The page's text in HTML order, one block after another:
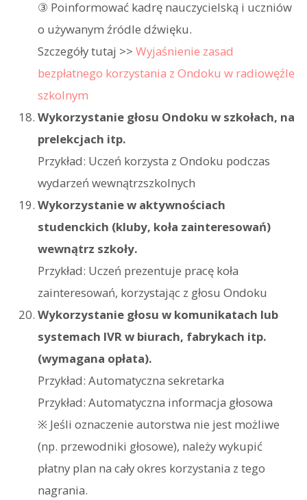
③ Poinformować kadrę nauczycielską i uczniów
o używanym źródle dźwięku.
Szczegóły tutaj >> Wyjaśnienie zasad
bezpłatnego korzystania z Ondoku w radiowęźle
szkolnym
Wykorzystanie głosu Ondoku w szkołach, na
prelekcjach itp.
Przykład: Uczeń korzysta z Ondoku podczas
wydarzeń wewnątrzszkolnych
Wykorzystanie w aktywnościach
studenckich (kluby, koła zainteresowań)
wewnątrz szkoły.
Przykład: Uczeń prezentuje pracę koła
zainteresowań, korzystając z głosu Ondoku
Wykorzystanie głosu w komunikatach lub
systemach IVR w biurach, fabrykach itp.
(wymagana opłata).
Przykład: Automatyczna sekretarka
Przykład: Automatyczna informacja głosowa
※ Jeśli oznaczenie autorstwa nie jest możliwe
(np. przewodniki głosowe), należy wykupić
płatny plan na cały okres korzystania z tego
nagrania.